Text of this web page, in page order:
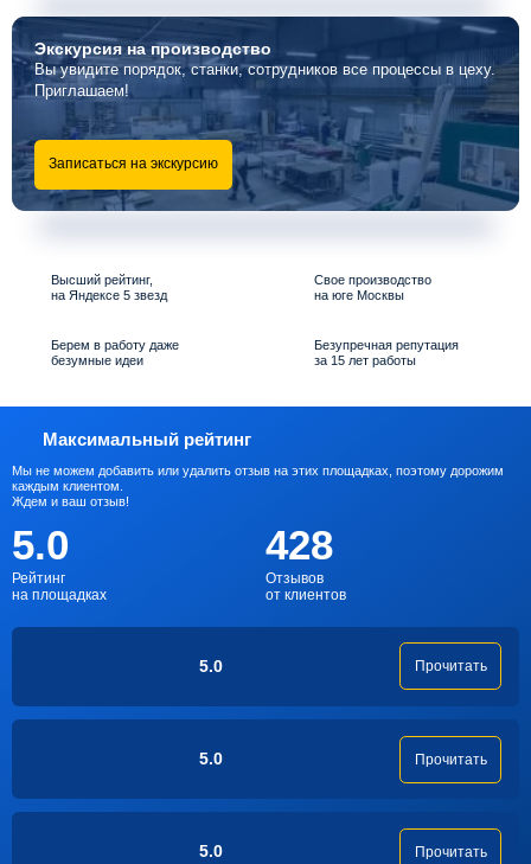
Высший рейтинг,
на Яндексе 5 звезд
Свое производство
на юге Москвы
Берем в работу даже
безумные идеи
Безупречная репутация
за 15 лет работы
Экскурсияна производство
Вы увидите порядок, станки, сотрудников все процессы в цеху.
Приглашаем!
Записаться на экскурсию
Максимальный рейтинг
Мы не можем добавить или удалить отзыв на этих площадках, поэтому дорожим
каждым клиентом.
Ждем и ваш отзыв!
5.0
Рейтинг
на площадках
428
Отзывов
от клиентов
5.0 Прочитать
5.0 Прочитать
5.0 Прочитать